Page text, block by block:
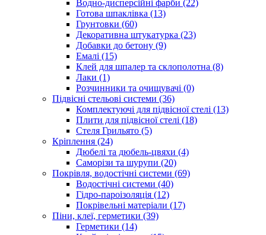
Водно-дисперсійні фарби (22)
Готова шпаклівка (13)
Грунтовки (60)
Декоративна штукатурка (23)
Добавки до бетону (9)
Емалі (15)
Клей для шпалер та склополотна (8)
Лаки (1)
Розчинники та очищувачі (0)
Підвісні стельові системи (36)
Комплектуючі для підвісної стелі (13)
Плити для підвісної стелі (18)
Стеля Грильято (5)
Кріплення (24)
Дюбелі та дюбель-цвяхи (4)
Саморізи та шурупи (20)
Покрівля, водостічні системи (69)
Водостічні системи (40)
Гідро-пароізоляція (12)
Покрівельні матеріали (17)
Піни, клеї, герметики (39)
Герметики (14)